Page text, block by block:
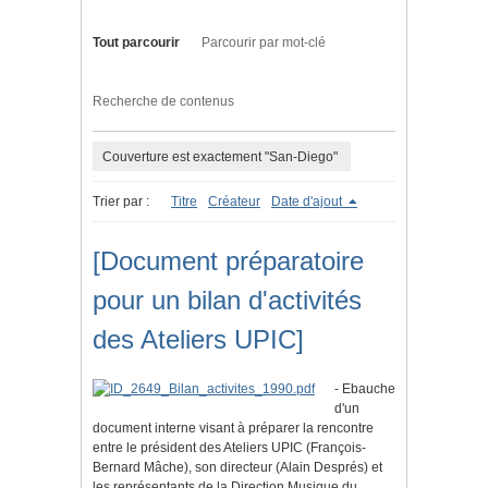
Tout parcourir Parcourir par mot-clé
Recherche de contenus
Couverture est exactement "San-Diego"
Trier par : Titre Créateur Date d'ajout
[Document préparatoire
pour un bilan d'activités
des Ateliers UPIC]
- Ebauche
d'un
document interne visant à préparer la rencontre
entre le président des Ateliers UPIC (François-
Bernard Mâche), son directeur (Alain Després) et